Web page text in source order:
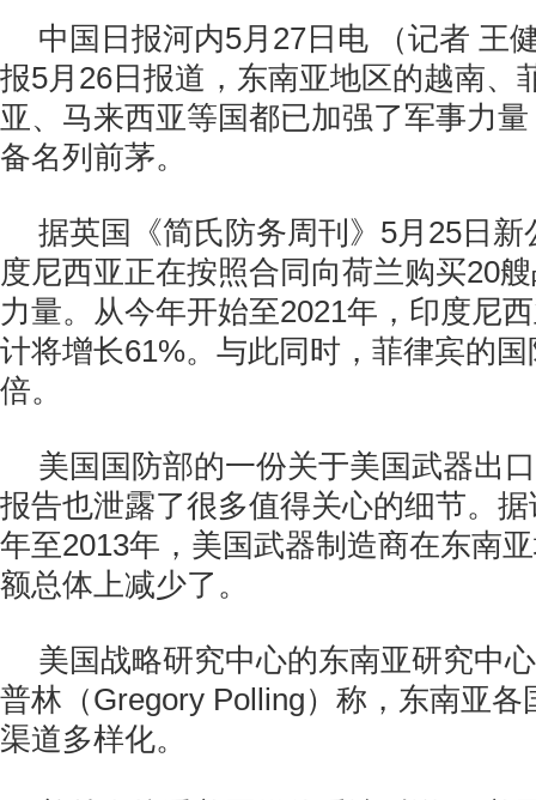
中国日报河内5月27日电 （记者 王
报5月26日报道，东南亚地区的越南、
亚、马来西亚等国都已加强了军事力
备名列前茅。
据英国《简氏防务周刊》5月25日
度尼西亚正在按照合同向荷兰购买20
力量。从今年开始至2021年，印度尼
计将增长61%。与此同时，菲律宾的
倍。
美国国防部的一份关于美国武器出
报告也泄露了很多值得关心的细节。
年至2013年，美国武器制造商在东南
额总体上减少了。
美国战略研究中心的东南亚研究中
普林（Gregory Polling）称，东南亚各
渠道多样化。